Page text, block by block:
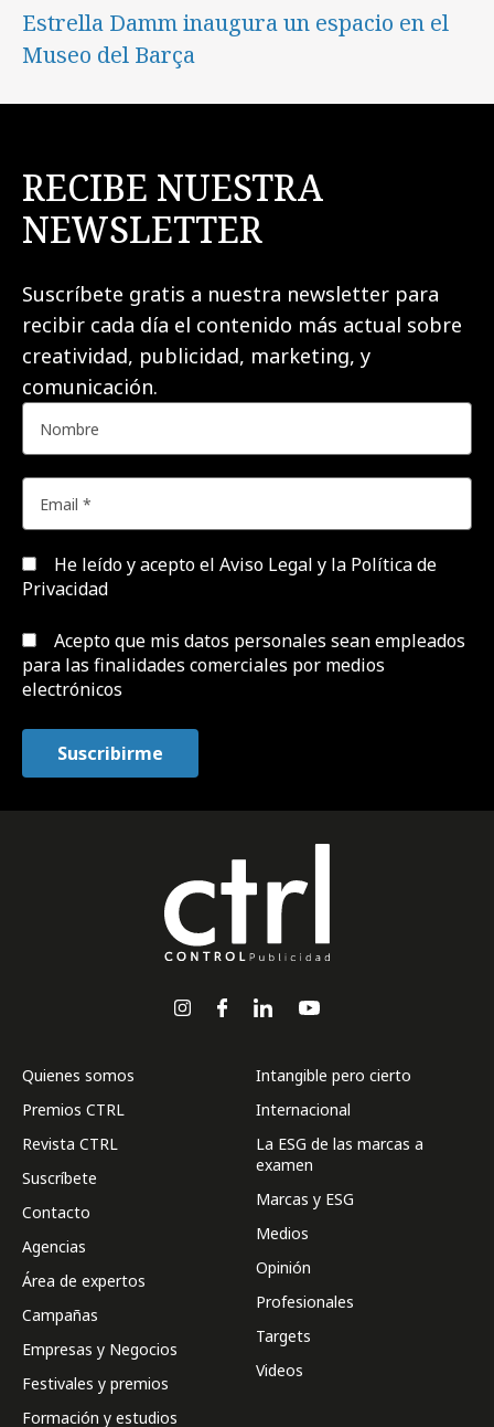
Estrella Damm inaugura un espacio en el
Museo del Barça
RECIBE NUESTRA
NEWSLETTER
Suscríbete gratis a nuestra newsletter para
recibir cada día el contenido más actual sobre
creatividad, publicidad, marketing, y
comunicación.
He leído y acepto el Aviso Legal y la Política de
Privacidad
Acepto que mis datos personales sean empleados
para las finalidades comerciales por medios
electrónicos
Quienes somos
Premios CTRL
Revista CTRL
Suscríbete
Contacto
Agencias
Área de expertos
Campañas
Empresas y Negocios
Festivales y premios
Formación y estudios
Intangible pero cierto
Internacional
La ESG de las marcas a
examen
Marcas y ESG
Medios
Opinión
Profesionales
Targets
Videos